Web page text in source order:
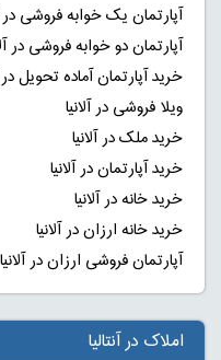
آپارتمان یک خوابه فروشی در
آپارتمان دو خوابه فروشی در
خرید آپارتمان آماده تحویل در
ویلا فروشی در آلانیا
خرید ملک در آلانیا
خرید آپارتمان در آلانیا
خرید خانه در آلانیا
خرید خانه ارزان در آلانیا
آپارتمان فروشی ارزان در آلانیا
املاک در آنتالیا